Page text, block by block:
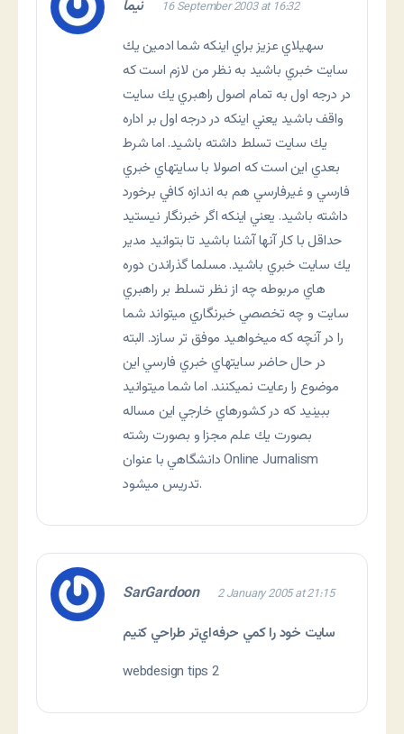
نيما 16 September 2003 at 16:32
سهيلاي عزيز براي اينكه شما ادمين يك
سايت خبري باشيد به نظر من لازم است كه
در درجه اول به تمام اصول راهبري يك سايت
واقف باشيد يعني اينكه در درجه اول بر اداره
يك سايت تسلط داشته باشيد. اما شرط
بعدي اين است كه اصولا با سايتهاي خبري
فارسي و غيرفارسي هم به اندازه كافي برخورد
داشته باشيد. يعني اينكه اگر خبرنگار نيستيد
حداقل با كار آنها آشنا باشيد تا بتوانيد مدير
يك سايت خبري باشيد. مسلما گذراندن دوره
هاي مربوطه چه از نظر تسلط بر راهبري
سايت و چه تخصصي خبرنگاري ميتواند شما
را در آنچه كه ميخواهيد موفق تر سازد. البته
در حال حاضر سايتهاي خبري فارسي اين
موضوع را رعايت نميكنند. اما شما ميتوانيد
ببينيد كه در كشورهاي خارجي اين مساله
بصورت يك علم مجزا و بصورت رشته
دانشگاهي با عنوان Online Jurnalism
تدریس میشود.
SarGardoon 2 January 2005 at 21:15
سايت خود را کمي حرفه‌اي‌تر طراحي کنيم
webdesign tips 2